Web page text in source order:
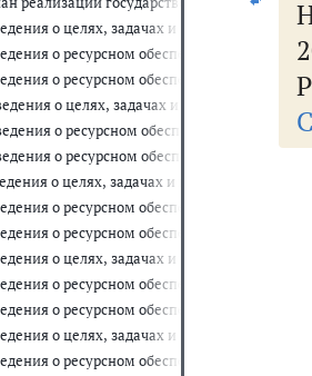
о целях, задачах и целевых
о ресурсном обеспечении за счет
о ресурсном обеспечении и
о целях, задачах и целевых
о ресурсном обеспечении за счет
о ресурсном обеспечении и
о целях, задачах и целевых
о ресурсном обеспечении за счет
о ресурсном обеспечении и
о целях, задачах и целевых
о ресурсном обеспечении за счет
о ресурсном обеспечении и
о целях, задачах и целевых
о ресурсном обеспечении за счет